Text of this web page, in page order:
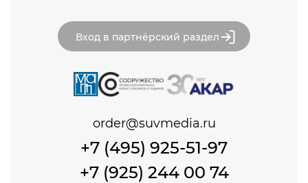
Вход в партнёрский раздел
+7 (495) 925-51-97
+7 (925) 244 00 74
order@suvmedia.ru